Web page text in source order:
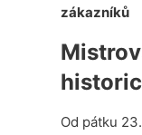
zákazníků
Od pátku